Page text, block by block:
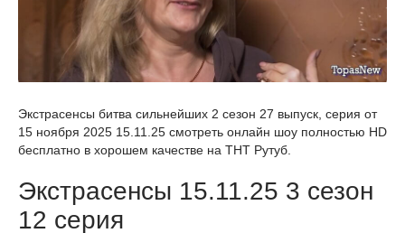
Экстрасенсы битва сильнейших 2 сезон 27 выпуск, серия от
15 ноября 2025 15.11.25 смотреть онлайн шоу полностью HD
бесплатно в хорошем качестве на ТНТ Рутуб.
Экстрасенсы 15.11.25 3 сезон
12 серия